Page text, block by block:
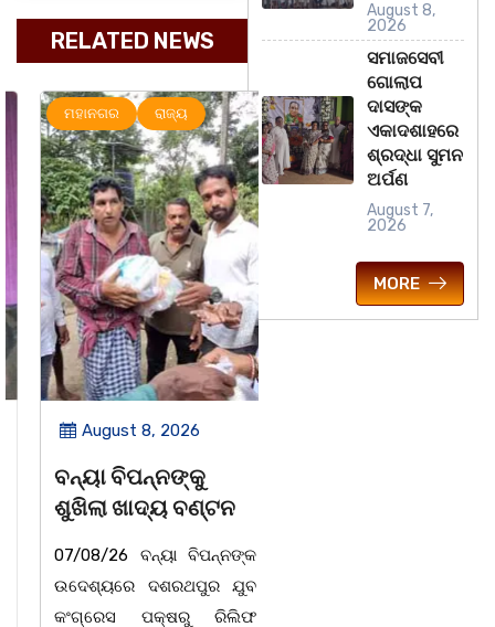
RELATED NEWS
ମହାନଗର ରାଜ୍ୟ
August 8, 2026
ବନ୍ୟା ବିପନ୍ନଙ୍କୁ
ଶୁଖିଲା ଖାଦ୍ୟ ବଣ୍ଟନ
07/08/26 ବନ୍ୟା ବିପନ୍ନଙ୍କ
ଉଦେଶ୍ୟରେ ଦଶରଥପୁର ଯୁବ
କଂଗ୍ରେସ ପକ୍ଷରୁ ରିଲିଫ
ରାଜ୍ୟ
August 8,
2026
ସମାଜସେବୀ
ଗୋଲାପ
ଦାସଙ୍କ
ଏକାଦଶାହରେ
ଶ୍ରଦ୍ଧା ସୁମନ
ଅର୍ପଣ
August 7,
2026
MORE